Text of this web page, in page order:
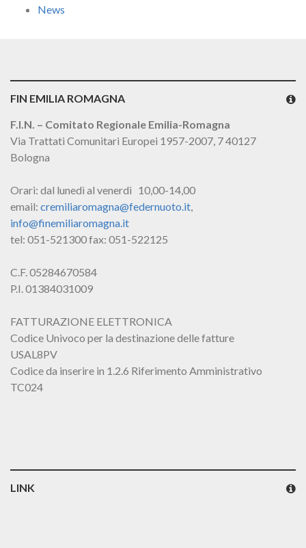
News
FIN EMILIA ROMAGNA
F.I.N. – Comitato Regionale Emilia-Romagna
Via Trattati Comunitari Europei 1957-2007, 7 40127
Bologna
Orari: dal lunedì al venerdì 10,00-14,00
email: cremiliaromagna@federnuoto.it,
info@finemiliaromagna.it
tel: 051-521300 fax: 051-522125
C.F. 05284670584
P.I. 01384031009
FATTURAZIONE ELETTRONICA
Codice Univoco per la destinazione delle fatture
USAL8PV
Codice da inserire in 1.2.6 Riferimento Amministrativo
TC024
LINK